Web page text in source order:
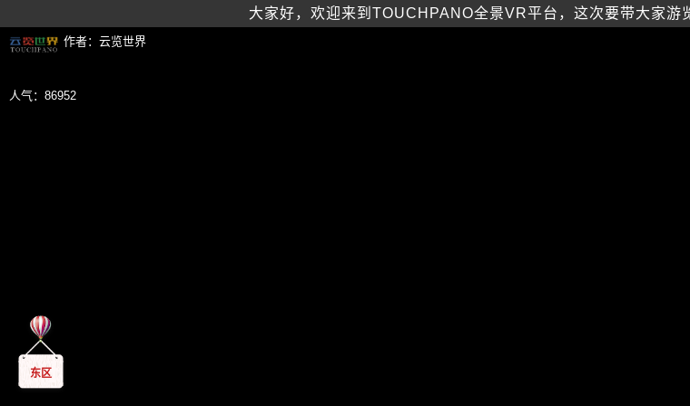
作者： 云览世界
人气： 86952
大家好，欢迎来到TOUCHPANO全景VR平台，这次要带大家游
东区